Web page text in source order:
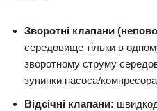
Зворотні клапани
середовище тільки в
зворотному струму
зупинки насоса/
Відсічні клапани: